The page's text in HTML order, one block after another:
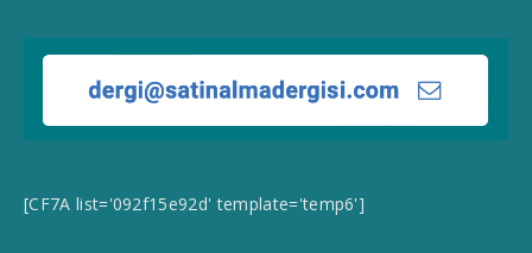
[CF7A list='092f15e92d' template='temp6']